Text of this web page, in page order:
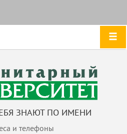
ЗНАЮТ ПО ИМЕНИ
и телефоны